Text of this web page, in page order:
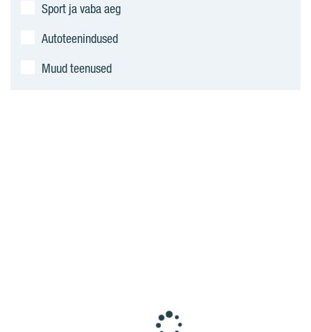
Sport ja vaba aeg
Autoteenindused
Muud teenused